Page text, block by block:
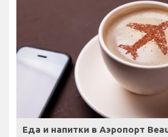
Еда и напитки в Аэропорт